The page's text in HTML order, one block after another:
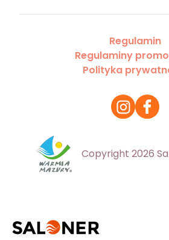
Regulamin
Regulaminy
Polityka
Copyright 2026